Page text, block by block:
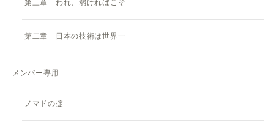
第三章 われ、弱ければこそ
第二章 日本の技術は世界一
メンバー専用
ノマドの掟